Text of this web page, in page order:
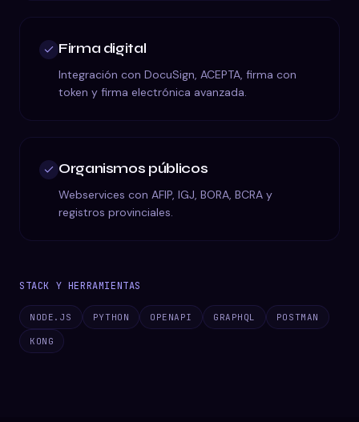
Firma digital
Integración con DocuSign, ACEPTA, firma con
token y firma electrónica avanzada.
Organismos públicos
Webservices con AFIP, IGJ, BORA, BCRA y
registros provinciales.
STACK Y HERRAMIENTAS
NODE.JS PYTHON OPENAPI GRAPHQL POSTMAN
KONG